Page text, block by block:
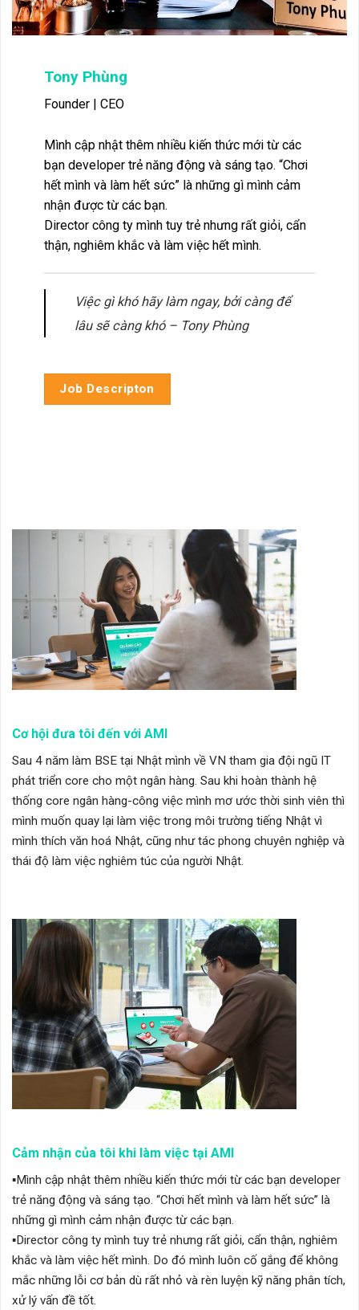
Tony Phùng
Founder | CEO
Mình cập nhật thêm nhiều kiến thức mới từ các
bạn developer trẻ năng động và sáng tạo. “Chơi
hết mình và làm hết sức” là những gì mình cảm
nhận được từ các bạn.
Director công ty mình tuy trẻ nhưng rất giỏi, cẩn
thận, nghiêm khắc và làm việc hết mình.
Việc gì khó hãy làm ngay, bởi càng để
lâu sẽ càng khó – Tony Phùng
Job Descripton
Cơ hội đưa tôi đến với AMI
Sau 4 năm làm BSE tại Nhật mình về VN tham gia đội ngũ IT
phát triển core cho một ngân hàng. Sau khi hoàn thành hệ
thống core ngân hàng-công việc mình mơ ước thời sinh viên thì
mình muốn quay lại làm việc trong môi trường tiếng Nhật vì
mình thích văn hoá Nhật, cũng như tác phong chuyên nghiệp và
thái độ làm việc nghiêm túc của người Nhật.
Cảm nhận của tôi khi làm việc tại AMI
▪︎Mình cập nhật thêm nhiều kiến thức mới từ các bạn developer
trẻ năng động và sáng tạo. “Chơi hết mình và làm hết sức” là
những gì mình cảm nhận được từ các bạn.
▪︎Director công ty mình tuy trẻ nhưng rất giỏi, cẩn thận, nghiêm
khắc và làm việc hết mình. Do đó mình luôn cố gắng để không
mắc những lỗi cơ bản dù rất nhỏ và rèn luyện kỹ năng phân tích,
xử lý vấn đề tốt.